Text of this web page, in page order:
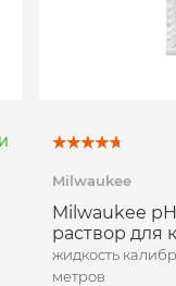
Milwaukee
Milwaukee
раствор для
жидкость
метров